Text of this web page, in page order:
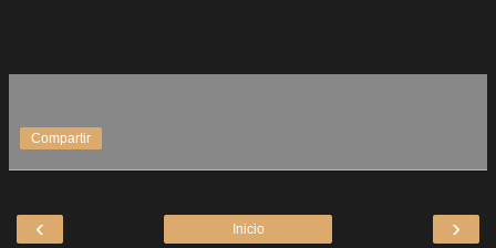
Compartir
‹ ›
Inicio